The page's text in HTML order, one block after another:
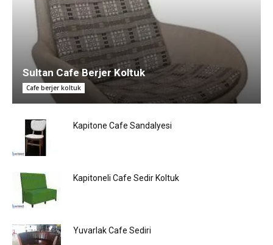
Sultan Cafe Berjer Koltuk
Cafe berjer koltuk
Kapitone Cafe Sandalyesi
Kapitoneli Cafe Sedir Koltuk
Yuvarlak Cafe Sediri